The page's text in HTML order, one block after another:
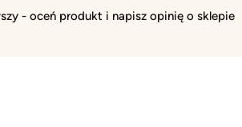
- oceń produkt i napisz opinię o sklepie